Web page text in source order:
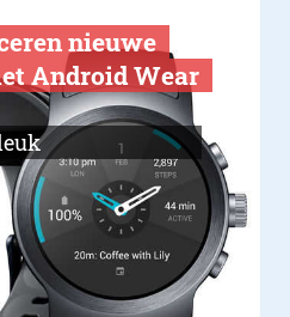
nieuwe
Android Wear